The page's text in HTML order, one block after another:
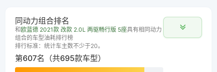
同动力组合排名
和 欧蓝德 2021款 改款 2.0L 两驱畅行版 5座具有相同动力
组合的车型油耗排行榜
排行标准：统计车主数不少于20。
第607名（共695款车型）